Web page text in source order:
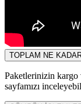
TOPLAM NE
Paketlerinizin
sayfamızı